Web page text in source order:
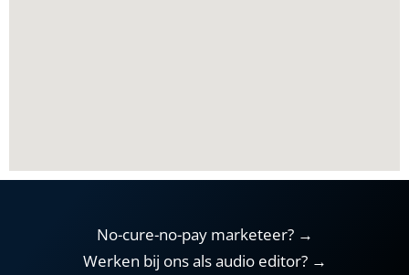
No-cure-no-pay marketeer? →
Werken bij ons als audio editor? →